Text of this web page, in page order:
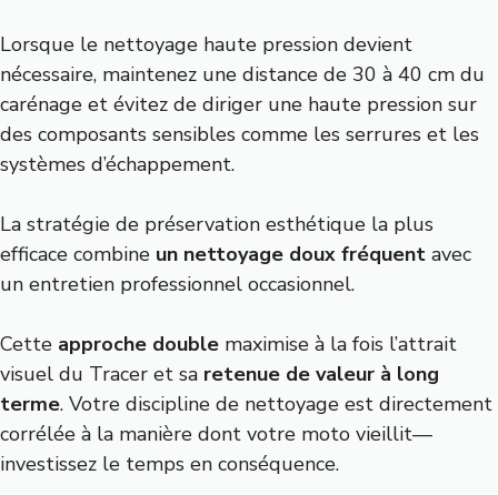
Lorsque le nettoyage haute pression devient
nécessaire, maintenez une distance de 30 à 40 cm du
carénage et évitez de diriger une haute pression sur
des composants sensibles comme les serrures et les
systèmes d’échappement.
La stratégie de préservation esthétique la plus
efficace combine un nettoyage doux fréquent avec
un entretien professionnel occasionnel.
Cette approche double maximise à la fois l’attrait
visuel du Tracer et sa retenue de valeur à long
terme. Votre discipline de nettoyage est directement
corrélée à la manière dont votre moto vieillit—
investissez le temps en conséquence.